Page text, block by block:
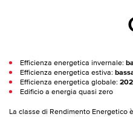
Efficienza energetica invernale:
Efficienza energetica estiva:
Efficienza energetica globale:
Edificio a energia quasi zero
La classe di Rendimento Energetico